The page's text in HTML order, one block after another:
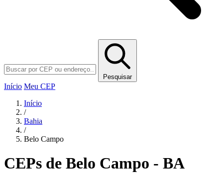
Pesquisar
Início Meu CEP
Início
/
Bahia
/
Belo Campo
CEPs de Belo Campo - BA